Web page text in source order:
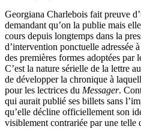
Georgiana Charlebois fait preuve
demandant qu’on la publie mais
cours depuis longtemps dans la
d’intervention ponctuelle adressée
des premières formes adoptées par
C’est la nature sérielle de la lettre
de développer la chronique à
pour les lectrices du Messager.
qui aurait publié ses billets sans
qu’elle décline officiellement son
visiblement contrariée par une telle